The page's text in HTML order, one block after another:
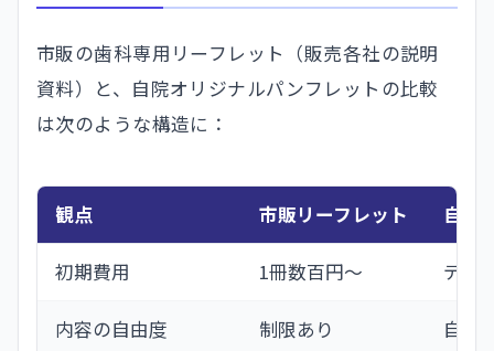
市販の歯科専用リーフレット（販売各社の説明
資料）と、自院オリジナルパンフレットの比較
は次のような構造に：
観点 市販リーフレット 自院
初期費用 1冊数百円〜 デジ
内容の自由度 制限あり 自由